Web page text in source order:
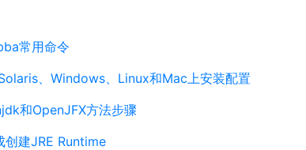
常用命令
、Windows、Linux和Mac上安装配置
和OpenJFX方法步骤
建JRE Runtime